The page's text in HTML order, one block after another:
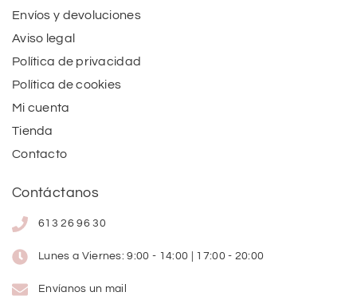
Envíos y devoluciones
Aviso legal
Política de privacidad
Política de cookies
Mi cuenta
Tienda
Contacto
Contáctanos
613 26 96 30
Lunes a Viernes: 9:00 - 14:00 | 17:00 - 20:00
Envíanos un mail